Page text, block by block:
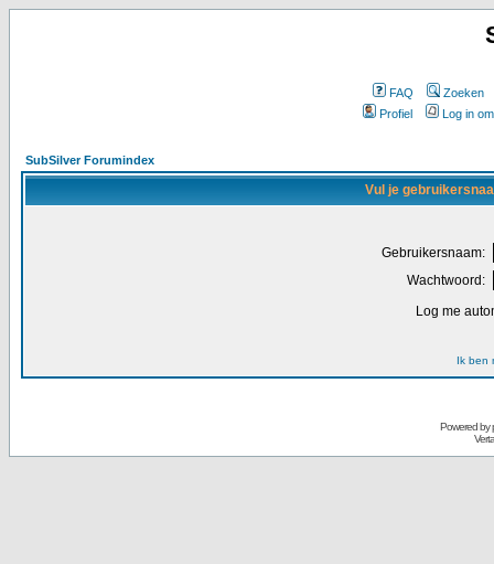
FAQ
Zoeken
Profiel
Log in
SubSilver Forumindex
Vul je
Gebruikersnaam:
Wachtwoord:
Log me
Ik ben
Powered by